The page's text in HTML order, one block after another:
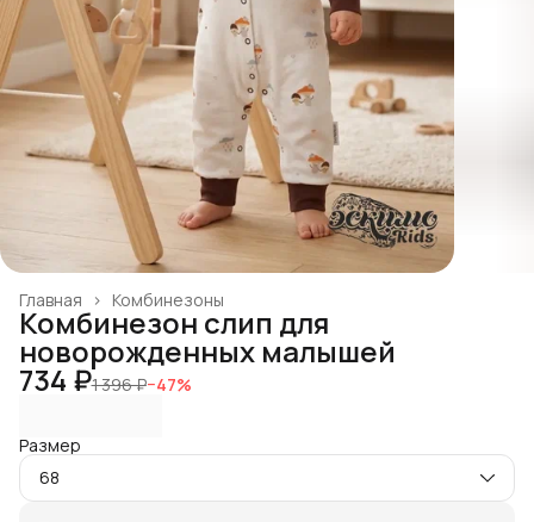
Комбинезоны
Главная ›
Комбинезон слип для
новорожденных малышей
734 ₽1 396 ₽−47%
Размер
68